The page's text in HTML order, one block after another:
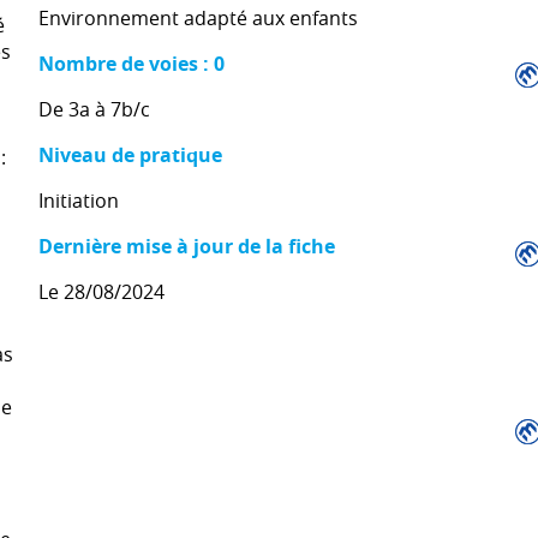
Environnement adapté aux enfants
Nombre de voies : 0
De 3a à 7b/c
Niveau de pratique
Initiation
Dernière mise à jour de la fiche
Le 28/08/2024